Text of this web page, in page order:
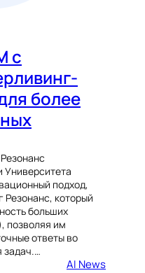
с
более
Университета
подход,
который
больших
позволяя им
ответы во
задач.…
AI News